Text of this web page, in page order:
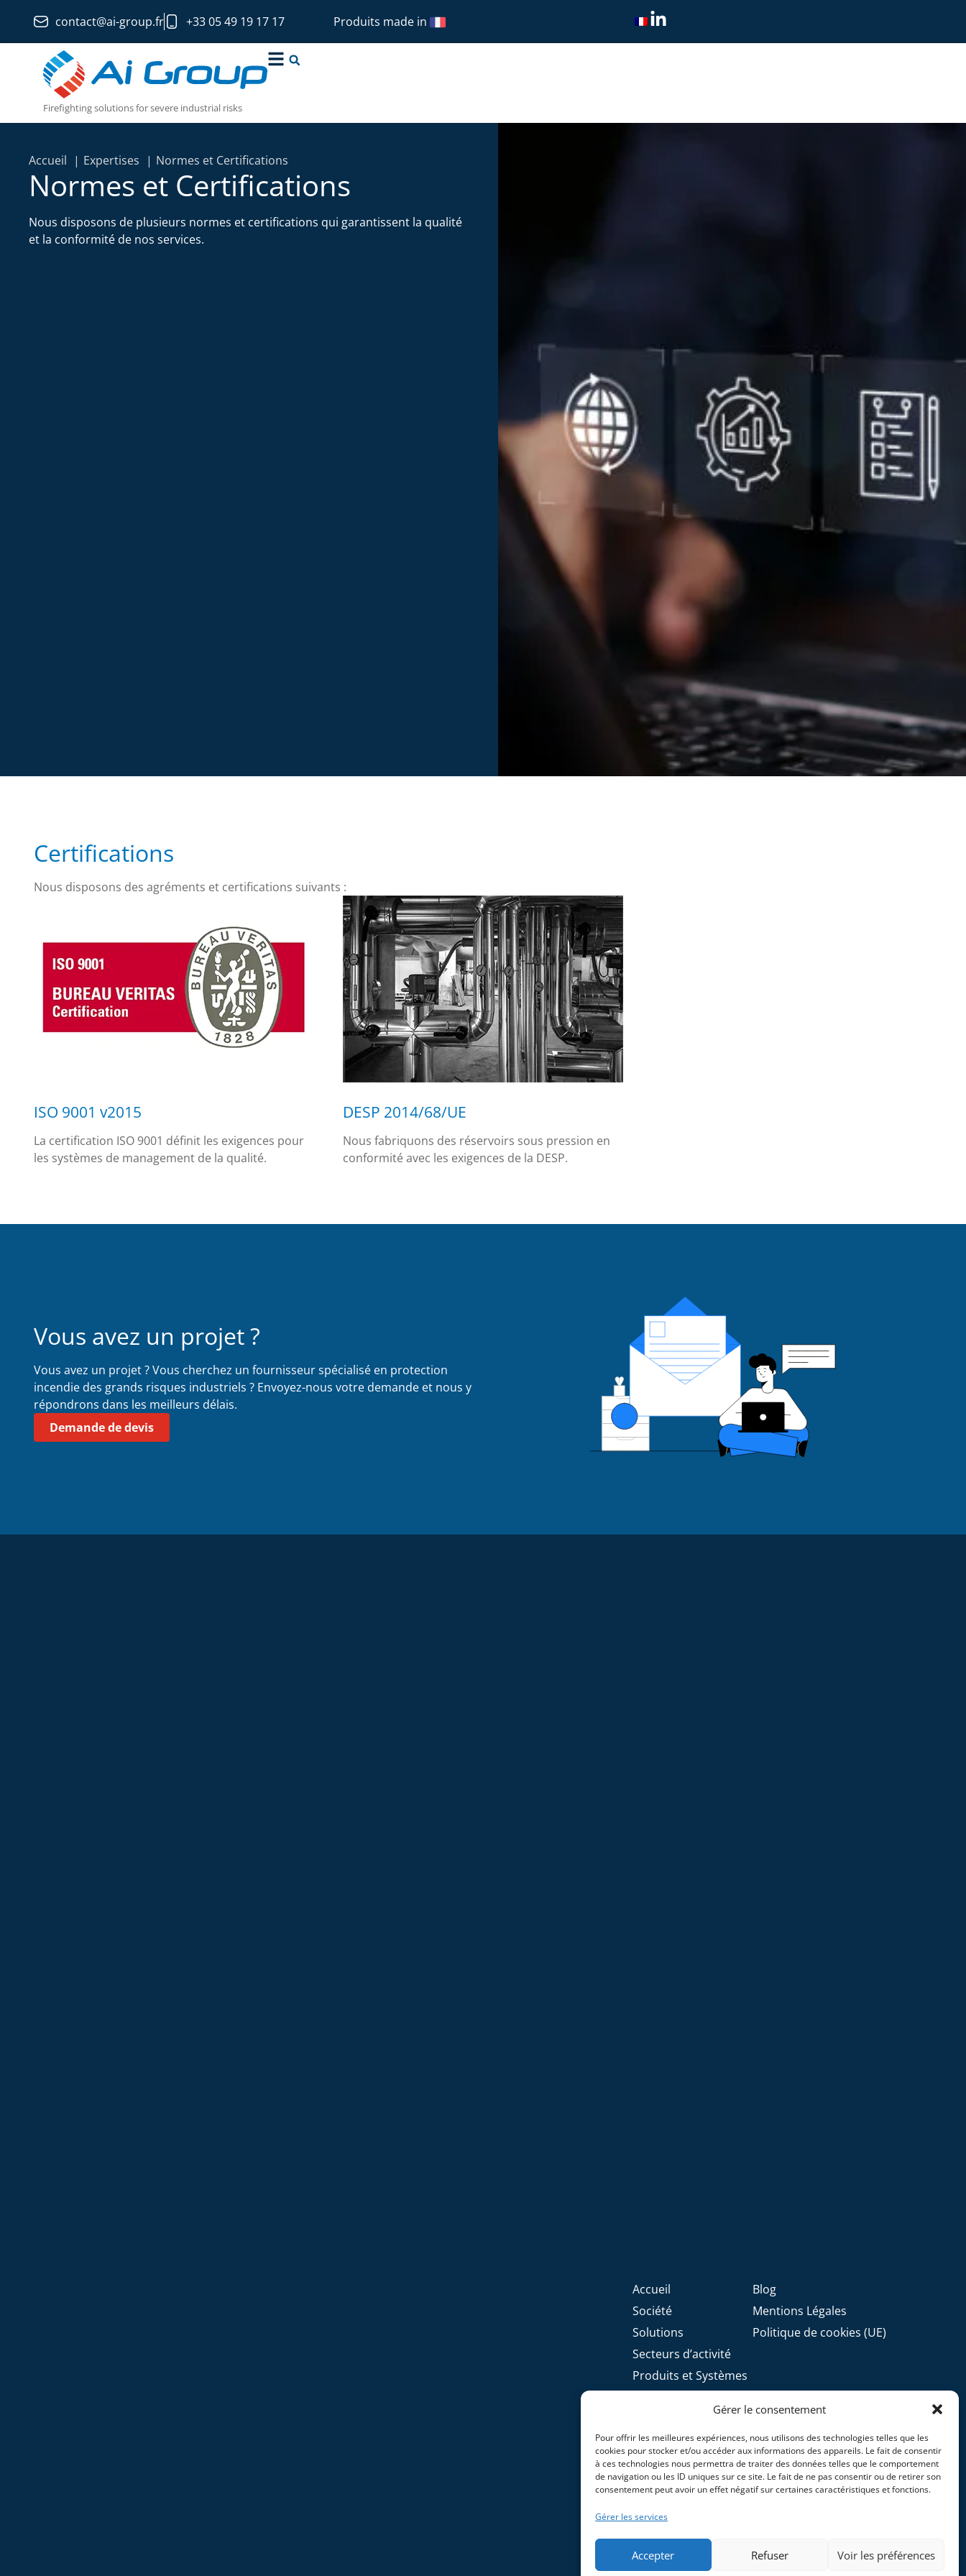
Gérer le consentement
Pour offrir les meilleures expériences, nous utilisons des technologies telles que les
cookies pour stocker et/ou accéder aux informations des appareils. Le fait de consentir
à ces technologies nous permettra de traiter des données telles que le comportement
de navigation ou les ID uniques sur ce site. Le fait de ne pas consentir ou de retirer son
consentement peut avoir un effet négatif sur certaines caractéristiques et fonctions.
Gérer les services
Accepter Refuser Voir les préférences
contact@ai-group.fr +33 05 49 19 17 17 Produits made in
Firefighting solutions for severe industrial risks
Accueil Expertises Normes et Certifications
Normes et Certifications
Nous disposons de plusieurs normes et certifications qui garantissent la qualité
et la conformité de nos services.
Certifications
Nous disposons des agréments et certifications suivants :
ISO 9001 v2015
La certification ISO 9001 définit les exigences pour
les systèmes de management de la qualité.
DESP 2014/68/UE
Nous fabriquons des réservoirs sous pression en
conformité avec les exigences de la DESP.
Vous avez un projet ?
Vous avez un projet ? Vous cherchez un fournisseur spécialisé en protection
incendie des grands risques industriels ? Envoyez-nous votre demande et nous y
répondrons dans les meilleurs délais.
Demande de devis
Accueil
Société
Solutions
Secteurs d’activité
Produits et Systèmes
Blog
Mentions Légales
Politique de cookies (UE)